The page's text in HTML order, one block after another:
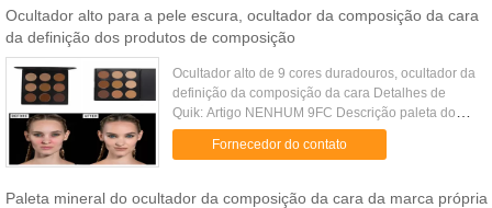
Ocultador alto para a pele escura, ocultador da composição da cara
da definição dos produtos de composição
Ocultador alto de 9 cores duradouros, ocultador da
definição da composição da cara Detalhes de
Quik: Artigo NENHUM 9FC Descrição paleta do
ocultador de 9 cores Tamanho: 15.3X14.7X1.2CM
Peso 172G Tipo todo o res...
Fornecedor do contato
Paleta mineral do ocultador da composição da cara da marca própria